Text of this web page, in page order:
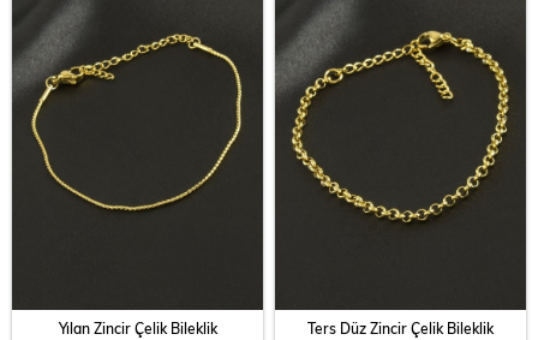
Yılan Zincir Çelik Bileklik Ters Düz Zincir Çelik Bileklik